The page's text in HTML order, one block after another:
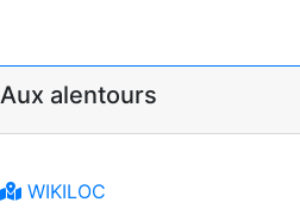
Aux alentours
WIKILOC